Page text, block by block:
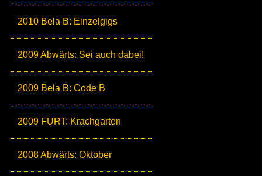
2010 Bela B: Einzelgigs
2009 Abwärts: Sei auch dabei!
2009 Bela B: Code B
2009 FURT: Krachgarten
2008 Abwärts: Oktober